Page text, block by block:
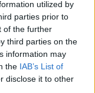
utilized by
parties prior to
of the further
third parties on the
information may
the IAB’s List of
disclose it to other